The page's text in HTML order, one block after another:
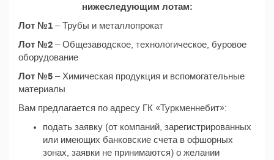
нижеследующим лотам:
Лот №1 – Трубы и металлопрокат
Лот №2 – Общезаводское, технологическое, буровое
оборудование
Лот №5 – Химическая продукция и вспомогательные
материалы
Вам предлагается по адресу ГК «Туркменнебит»:
подать заявку (от компаний, зарегистрированных
или имеющих банковские счета в офшорных
зонах, заявки не принимаются) о желании